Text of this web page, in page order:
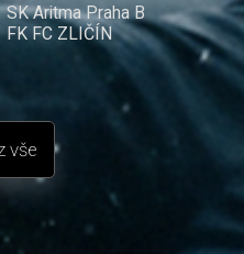
SK Aritma Praha B
FK FC ZLIČÍN
vše